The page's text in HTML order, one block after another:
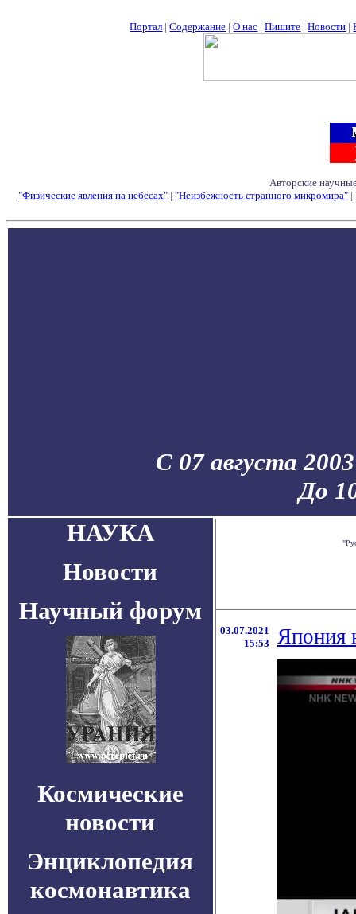
Портал |Содержание |О нас |Пишите |Новости |
Авторские
"Физические явления на небесах" | "Неизбежность странного микромира" |
С 07 августа
До
НАУКА
Новости
Научный форум
Космические
новости
Энциклопедия
космонавтика
03.07.2021
15:53
Япония